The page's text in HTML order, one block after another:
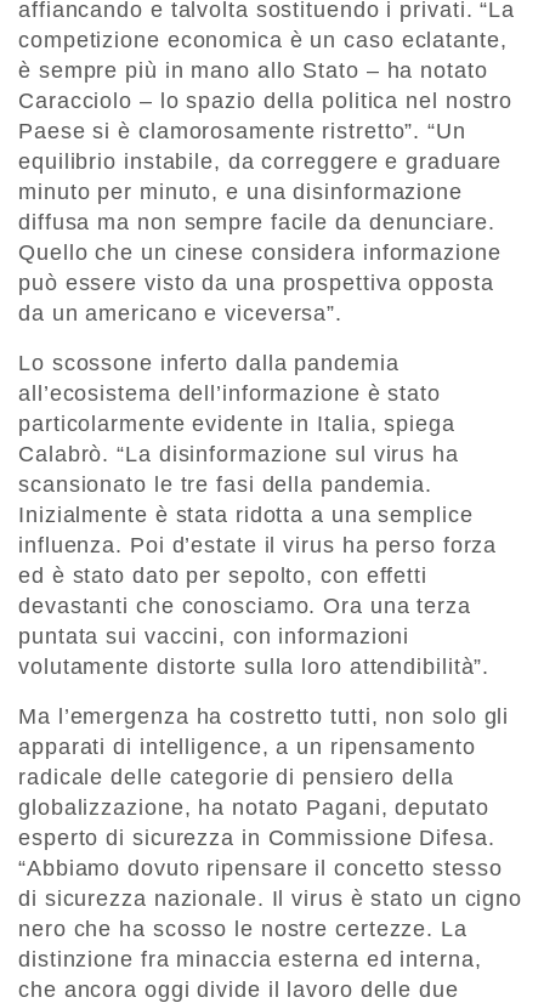
affiancando e talvolta sostituendo i privati. “La
competizione economica è un caso eclatante,
è sempre più in mano allo Stato – ha notato
Caracciolo – lo spazio della politica nel nostro
Paese si è clamorosamente ristretto”. “Un
equilibrio instabile, da correggere e graduare
minuto per minuto, e una disinformazione
diffusa ma non sempre facile da denunciare.
Quello che un cinese considera informazione
può essere visto da una prospettiva opposta
da un americano e viceversa”.
Lo scossone inferto dalla pandemia
all’ecosistema dell’informazione è stato
particolarmente evidente in Italia, spiega
Calabrò. “La disinformazione sul virus ha
scansionato le tre fasi della pandemia.
Inizialmente è stata ridotta a una semplice
influenza. Poi d’estate il virus ha perso forza
ed è stato dato per sepolto, con effetti
devastanti che conosciamo. Ora una terza
puntata sui vaccini, con informazioni
volutamente distorte sulla loro attendibilità”.
Ma l’emergenza ha costretto tutti, non solo gli
apparati di intelligence, a un ripensamento
radicale delle categorie di pensiero della
globalizzazione, ha notato Pagani, deputato
esperto di sicurezza in Commissione Difesa.
“Abbiamo dovuto ripensare il concetto stesso
di sicurezza nazionale. Il virus è stato un cigno
nero che ha scosso le nostre certezze. La
distinzione fra minaccia esterna ed interna,
che ancora oggi divide il lavoro delle due